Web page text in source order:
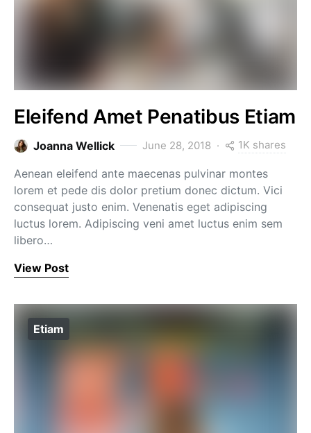
Eleifend Amet Penatibus Etiam
Joanna Wellick June 28, 2018 1K shares
Aenean eleifend ante maecenas pulvinar montes
lorem et pede dis dolor pretium donec dictum. Vici
consequat justo enim. Venenatis eget adipiscing
luctus lorem. Adipiscing veni amet luctus enim sem
libero…
View Post
Etiam